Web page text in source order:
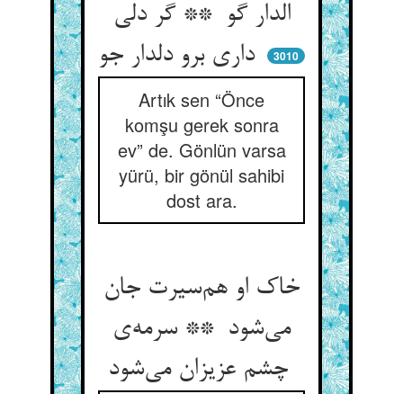
الدار گو ** گر دلی
داری برو دلدار جو
3010
Artık sen “Önce
komşu gerek sonra
ev” de. Gönlün varsa
yürü, bir gönül sahibi
dost ara.
خاک او هم‌سیرت جان
می‌شود ** سرمه‌ی